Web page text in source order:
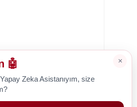
×
🤖
Zeka Asistanıyım, size